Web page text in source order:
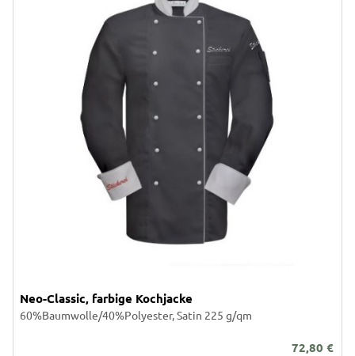
Neo-Classic, farbige Kochjacke
60%Baumwolle/40%Polyester, Satin 225 g/qm
72,80 €